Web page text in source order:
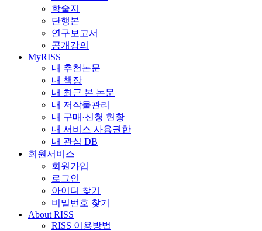
학술지
단행본
연구보고서
공개강의
MyRISS
내 추천논문
내 책장
내 최근 본 논문
내 저작물관리
내 구매·신청 현황
내 서비스 사용권한
내 관심 DB
회원서비스
회원가입
로그인
아이디 찾기
비밀번호 찾기
About RISS
RISS 이용방법